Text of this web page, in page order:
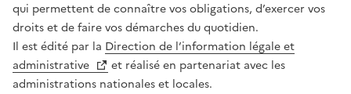
qui permettent de connaître vos obligations, d’exercer vos
droits et de faire vos démarches du quotidien.
Il est édité par la Direction de l’information légale et
administrative
et réalisé en partenariat avec les
administrations nationales et locales.